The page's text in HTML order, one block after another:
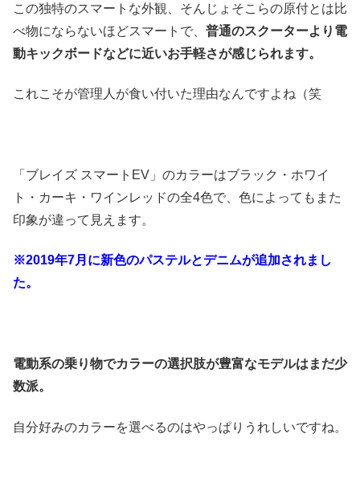
この独特のスマートな外観、そんじょそこらの原付とは比
べ物にならないほどスマートで、 普通のスクーターより電
動キックボードなどに近いお手軽さが感じられます。
これこそが管理人が食い付いた理由なんですよね（笑
「ブレイズ スマートEV」のカラーはブラック・ホワイ
ト・カーキ・ワインレッドの全4色で、色によってもまた
印象が違って見えます。
※2019年7月に新色のパステルとデニムが追加されまし
た。
電動系の乗り物でカラーの選択肢が豊富なモデルはまだ少
数派。
自分好みのカラーを選べるのはやっぱりうれしいですね。